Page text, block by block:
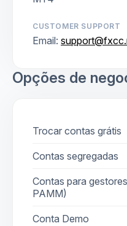
CUSTOMER SUPPORT
Email:
Opções de
Trocar contas grátis
Contas segregadas
Contas para
PAMM)
Conta Demo